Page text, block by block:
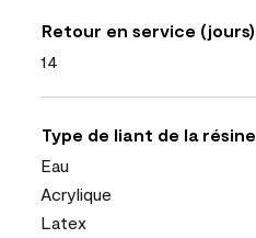
Retour en service (jours)
14
Type de liant de la résine
Eau
Acrylique
Latex